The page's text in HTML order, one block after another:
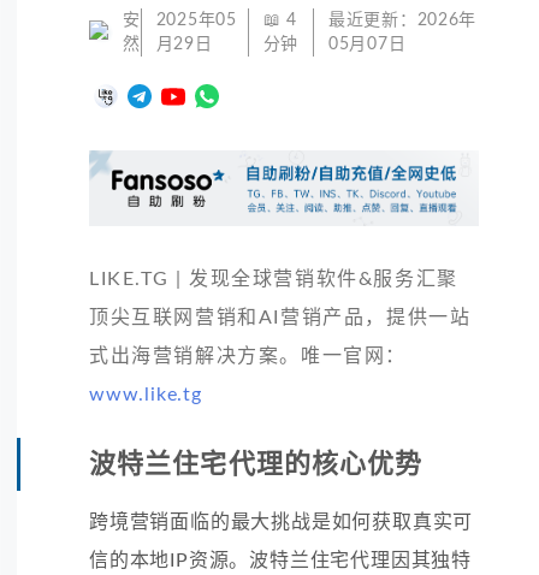
安
然
2025年05
月29日
📖 4
分钟
最近更新： 2026年
05月07日
LIKE.TG | 发现全球营销软件&服务汇聚
顶尖互联网营销和AI营销产品，提供一站
式出海营销解决方案。唯一官网：
www.like.tg
波特兰住宅代理的核心优势
跨境营销面临的最大挑战是如何获取真实可
信的本地IP资源。波特兰住宅代理因其独特